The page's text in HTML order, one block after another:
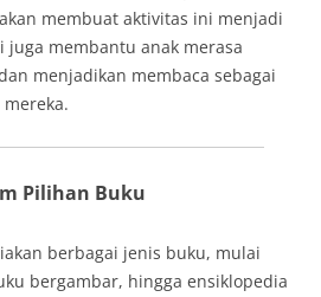
membuat aktivitas ini menjadi
juga membantu anak merasa
menjadikan membaca sebagai
Pilihan Buku
berbagai jenis buku, mulai
bergambar, hingga ensiklopedia